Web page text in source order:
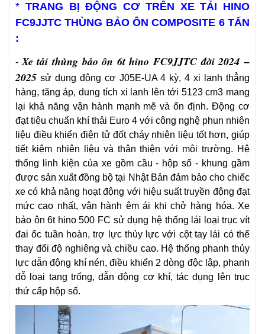
* TRANG BỊ ĐỘNG CƠ TRÊN XE TẢI HINO
FC9JJTC THÙNG BẢO ÔN COMPOSITE 6 TẤN
:
- Xe tải thùng bảo ôn 6t hino FC9JJTC đời 2024 –
2025 sử dụng động cơ J05E-UA 4 kỳ, 4 xi lanh thẳng
hàng, tăng áp, dung tích xi lanh lên tới 5123 cm3 mang
lại khả năng vận hành mạnh mẽ và ổn định. Động cơ
đạt tiêu chuẩn khí thải Euro 4 với công nghệ phun nhiên
liệu điều khiển điện tử đốt cháy nhiên liệu tốt hơn, giúp
tiết kiệm nhiên liệu và thân thiện với môi trường. Hệ
thống linh kiện của xe gồm cầu - hộp số - khung gầm
được sản xuất đồng bộ tại Nhật Bản đảm bảo cho chiếc
xe có khả năng hoạt động với hiệu suất truyền động đạt
mức cao nhất, vận hành êm ái khi chở hàng hóa. Xe
bảo ôn 6t hino 500 FC sử dụng hệ thống lái loại trục vít
đai ốc tuần hoàn, trợ lực thủy lực với cột tay lái có thể
thay đổi độ nghiêng và chiều cao. Hệ thống phanh thủy
lực dẫn động khí nén, điều khiển 2 dòng độc lập, phanh
đỗ loại tang trống, dẫn động cơ khí, tác dụng lên trục
thứ cấp hộp số.